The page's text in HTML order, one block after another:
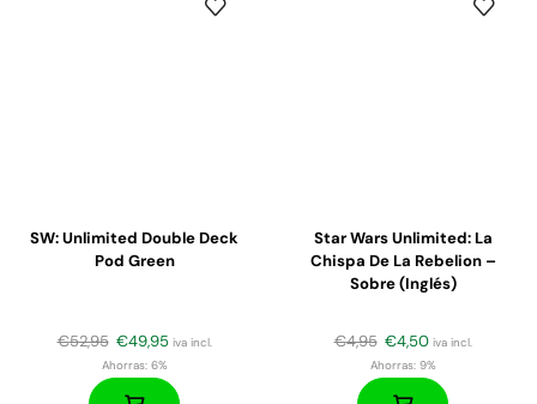
SW: Unlimited Double Deck
Pod Green
€52,95 €49,95 iva incl.
Ahorras:6%
Star Wars Unlimited: La
Chispa De La Rebelion –
Sobre (inglés)
€4,95 €4,50 iva incl.
Ahorras:9%